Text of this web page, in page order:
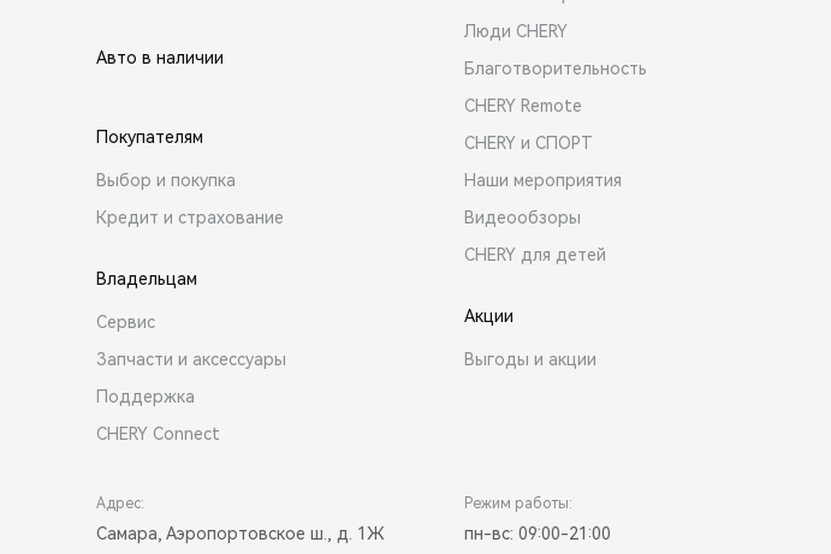
Авто в наличии
Покупателям
Выбор и покупка
Кредит и страхование
Владельцам
Сервис
Запчасти и аксессуары
Поддержка
CHERY Connect
Люди CHERY
Благотворительность
CHERY Remote
CHERY и СПОРТ
Наши мероприятия
Видеообзоры
CHERY для детей
Акции
Выгоды и акции
Адрес:
Самара, Аэропортовское ш., д. 1Ж
Режим работы:
пн-вс: 09:00-21:00